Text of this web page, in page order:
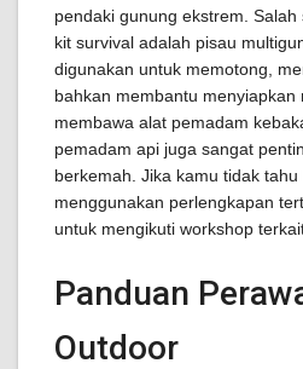
pendaki gunung ekstrem.
kit survival adalah pisau
digunakan untuk memotong,
bahkan membantu menyiapkan
membawa alat pemadam
pemadam api juga sangat
berkemah. Jika kamu tidak
menggunakan perlengkapan
untuk mengikuti workshop
Panduan
Outdoor